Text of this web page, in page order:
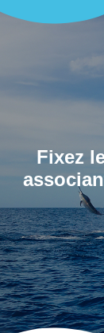
Fixez